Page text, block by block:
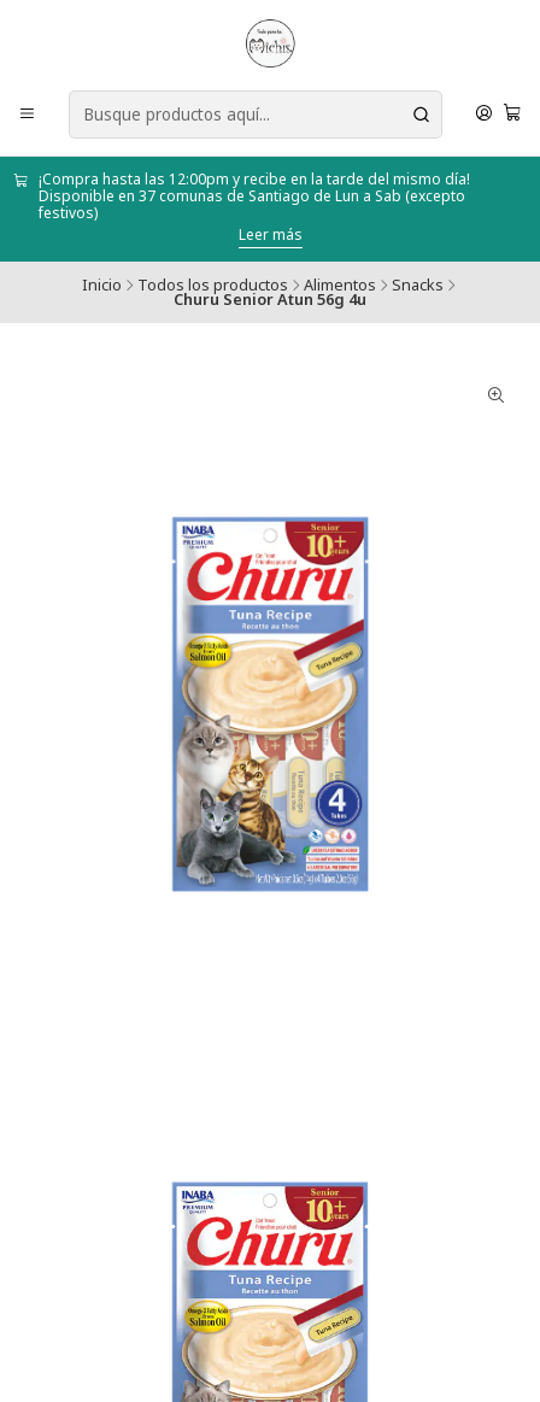
¡Compra hasta las 12:00pm y recibe en la tarde del mismo día!
Disponible en 37 comunas de Santiago de Lun a Sab (excepto
festivos)
Leer más
Inicio Todos los productos Alimentos Snacks
Churu Senior Atun 56g 4u